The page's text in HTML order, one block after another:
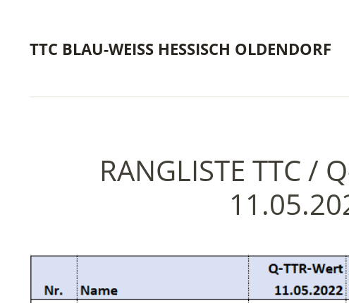
TTC BLAU-WEISS HESSISCH OLDENDORF
RANGLISTE TTC /